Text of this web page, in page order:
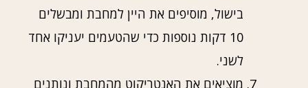
בישול, מוסיפים את היין למחבת ומבשלים
10 דקות נוספות כדי שהטעמים יעניקו אחד
לשני.
מוציאים את האנטריקוט מהמחבת ונותנים